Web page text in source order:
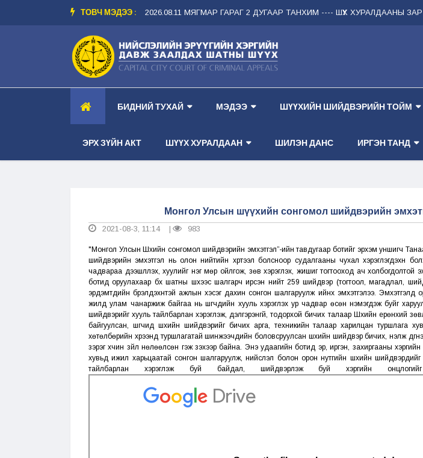
ТОВЧ МЭДЭЭ :
-- ШҮҮХ ХУРАЛДААНЫ ЗАР 2026.08.11 МЯГМАР ГАРАГ 2 ДУГААР ТАНХИМ ---- ШҮҮХ ХУРАЛДААНЫ ЗАР
БИДНИЙ ТУХАЙ МЭДЭЭ ШҮҮХИЙН ШИЙДВЭРИЙН ТОЙМ
ЭРХ ЗҮЙН АКТ ШҮҮХ ХУРАЛДААН ШИЛЭН ДАНС ИРГЭН ТАНД
Монгол Улсын шүүхийн сонгомол шийдвэрийн
2021-08-3, 11:14 983
"Монгол Улсын Шүүхийн сонгомол шийдвэрийн эмхэтгэл”-ийн тавдугаар ботийг эрхэм уншигч
шийдвэрийн эмхэтгэл нь олон нийтийн хүртээл болсноор судалгааны чухал хэрэглэгдэхүүн
чадвараа дээшлүүлэх, хуулийг нэг мөр ойлгож, зөв хэрэглэх, жишиг тогтооход ач
ботид оруулахаар бүх шатны шүүхээс шалгарч ирсэн нийт 259 шийдвэр (тогтоол, магадлал,
эрдэмтдийн бүрэлдэхүүнтэй ажлын хэсэг дахин сонгон шалгаруулж ийнхүү эмхэтгэлээ. Эмхэтгэлд
жилд улам чанаржиж байгаа нь шүүгчдийн хууль хэрэглэх ур чадвар өсөн нэмэгдэж буйг харуулж
шийдвэрийг хууль тайлбарлан хэрэглэж, дэлгэрэнгүй, тодорхой бичих талаар Шүүхийн ерөнхий
байгуулсан, шүүгчид шүүхийн шийдвэрийг бичих арга, техникийн талаар харилцан туршлага
хөтөлбөрийн хүрээнд туршлагатай шинжээчдийн боловсруулсан шүүхийн шийдвэр бичих, үнэлж дүгнэх
зэрэг хүчин зүйл нөлөөлсөн гэж үзэхээр байна. Энэ удаагийн ботид эрүү, иргэн, захиргааны
хувьд ижил харьцаатай сонгон шалгаруулж, нийслэл болон орон нутгийн шүүхийн
тайлбарлан хэрэглэж буй байдал, шийдвэрлэж буй хэргийн